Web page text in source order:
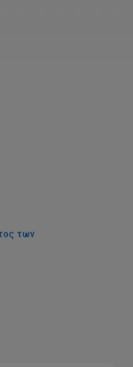
των